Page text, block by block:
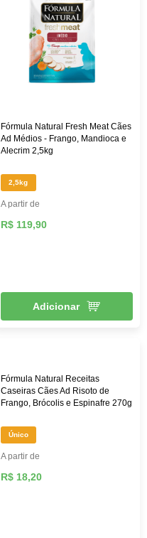
Fórmula Natural Fresh Meat Cães
Ad Médios - Frango, Mandioca e
Alecrim 2,5kg
2,5kg
A partir de
R$ 119,90
Adicionar
Fórmula Natural Receitas
Caseiras Cães Ad Risoto de
Frango, Brócolis e Espinafre 270g
Único
A partir de
R$ 18,20